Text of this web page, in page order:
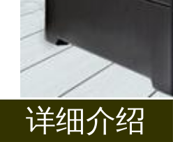
详细介绍